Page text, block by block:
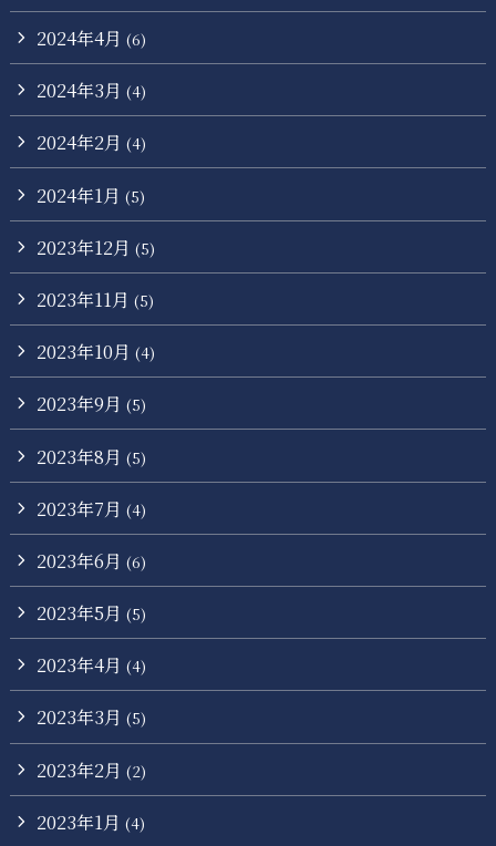
2024年4月 (6)
2024年3月 (4)
2024年2月 (4)
2024年1月 (5)
2023年12月 (5)
2023年11月 (5)
2023年10月 (4)
2023年9月 (5)
2023年8月 (5)
2023年7月 (4)
2023年6月 (6)
2023年5月 (5)
2023年4月 (4)
2023年3月 (5)
2023年2月 (2)
2023年1月 (4)